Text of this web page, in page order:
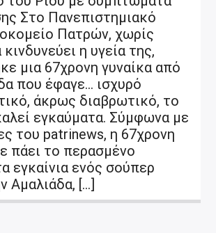
Στο Πανεπιστημιακό
Πατρών, χωρίς
η υγεία της,
μια 67χρονη γυναίκα από
που έφαγε… ισχυρό
άκρως διαβρωτικό, το
εγκαύματα. Σύμφωνα με
του patrinews, η 67χρονη
πάει το περασμένο
εγκαίνια ενός σούπερ
Αμαλιάδα, […]